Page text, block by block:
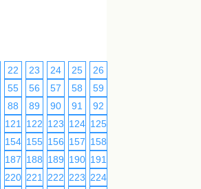
22 23 24 25 26
55 56 57 58 59
88 89 90 91 92
121 122 123 124 125
154 155 156 157 158
187 188 189 190 191
220 221 222 223 224